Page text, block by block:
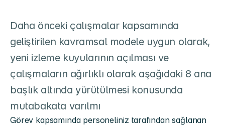
Daha önceki çalışmalar kapsamında
geliştirilen kavramsal modele uygun olarak,
yeni izleme kuyularının açılması ve
çalışmaların ağırlıklı olarak aşağıdaki 8 ana
başlık altında yürütülmesi konusunda
mutabakata varılmı
Görev kapsamında personeliniz tarafından sağlanan